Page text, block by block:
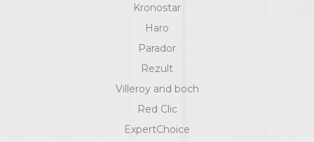
Kronostar
Haro
Parador
Rezult
Villeroy and boch
Red Clic
ExpertChoice